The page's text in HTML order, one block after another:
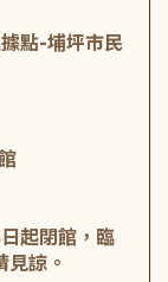
點-埔坪市民
起閉館，臨
諒。